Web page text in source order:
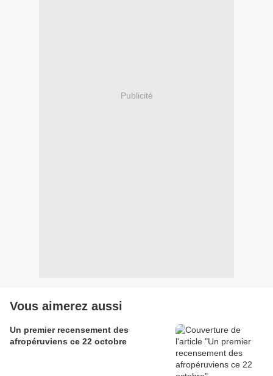
Publicité
Vous aimerez aussi
Un premier recensement des
afropéruviens ce 22 octobre